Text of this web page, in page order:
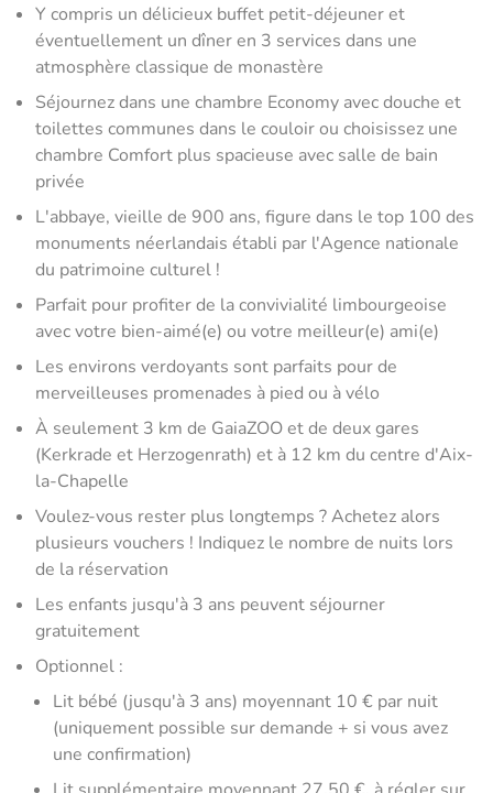
Y compris un délicieux buffet petit-déjeuner et
éventuellement un dîner en 3 services dans une
atmosphère classique de monastère
Séjournez dans une chambre Economy avec douche et
toilettes communes dans le couloir ou choisissez une
chambre Comfort plus spacieuse avec salle de bain
privée
L'abbaye, vieille de 900 ans, figure dans le top 100 des
monuments néerlandais établi par l'Agence nationale
du patrimoine culturel !
Parfait pour profiter de la convivialité limbourgeoise
avec votre bien-aimé(e) ou votre meilleur(e) ami(e)
Les environs verdoyants sont parfaits pour de
merveilleuses promenades à pied ou à vélo
À seulement 3 km de GaiaZOO et de deux gares
(Kerkrade et Herzogenrath) et à 12 km du centre d'Aix-
la-Chapelle
Voulez-vous rester plus longtemps ? Achetez alors
plusieurs vouchers ! Indiquez le nombre de nuits lors
de la réservation
Les enfants jusqu'à 3 ans peuvent séjourner
gratuitement
Optionnel :
Lit bébé (jusqu'à 3 ans) moyennant 10 € par nuit
(uniquement possible sur demande + si vous avez
une confirmation)